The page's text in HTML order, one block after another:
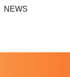
NEWS